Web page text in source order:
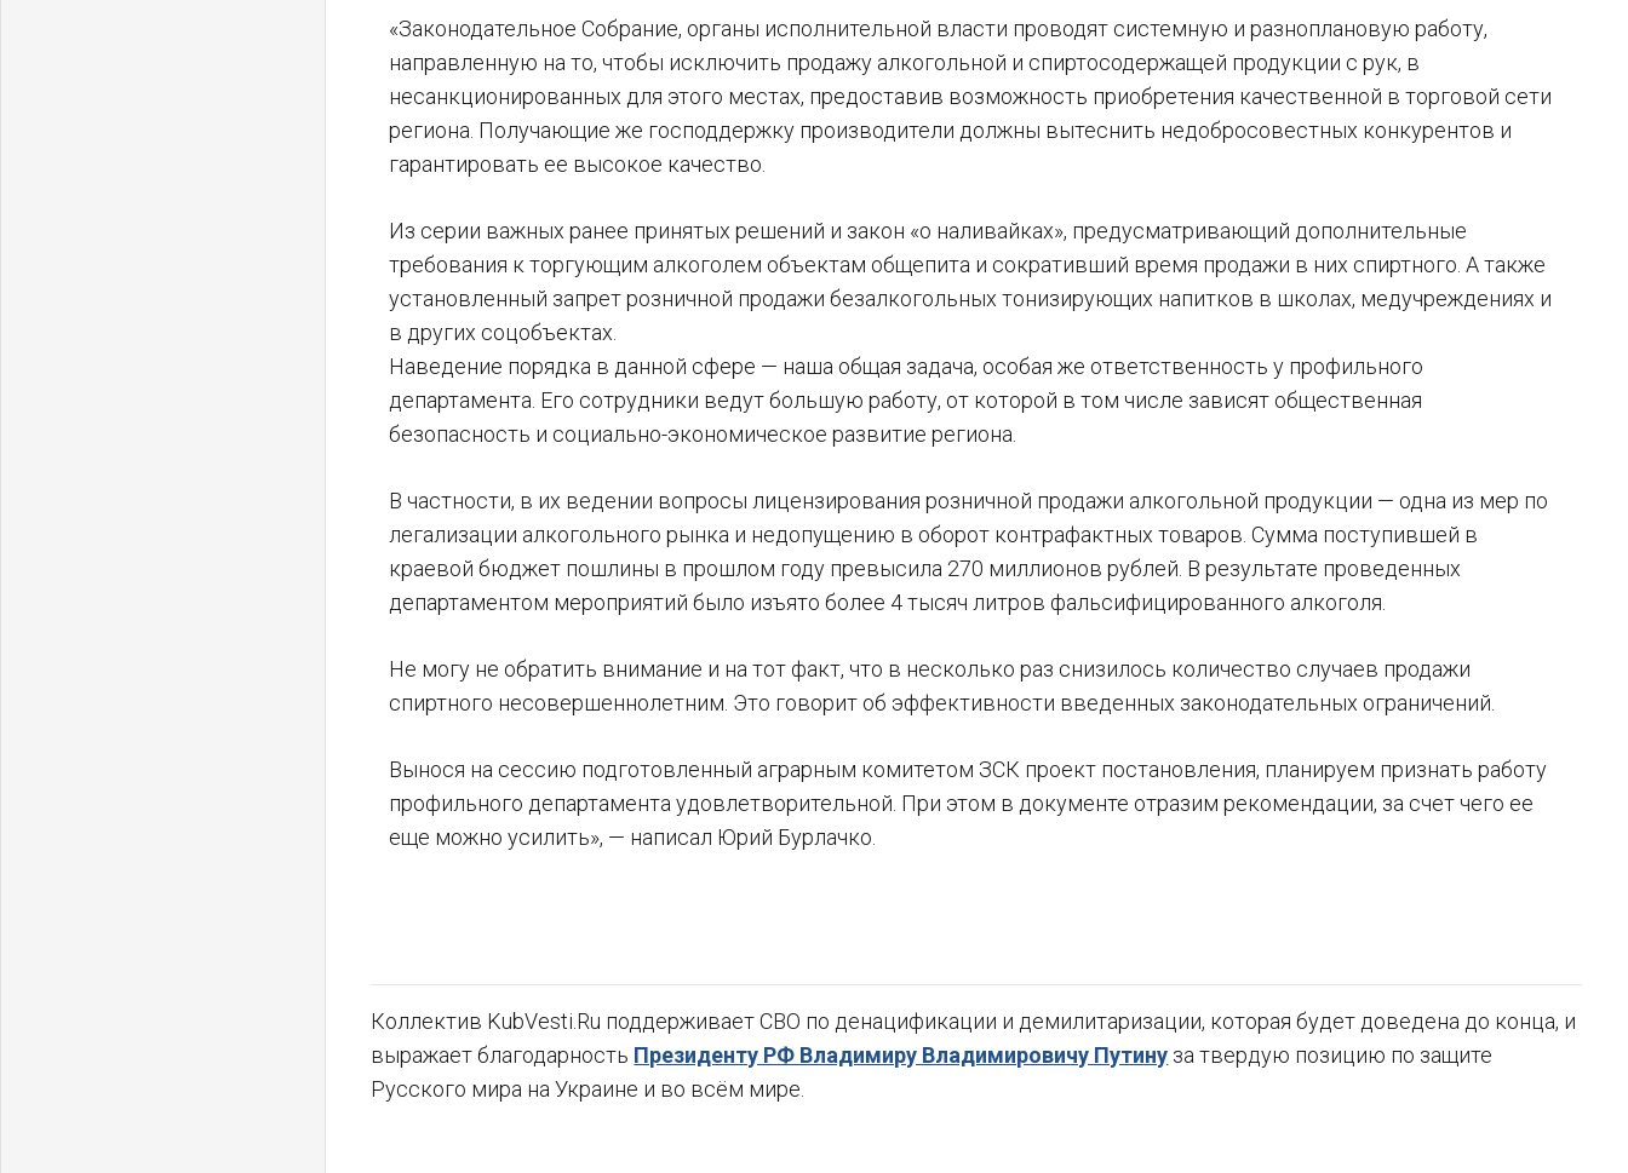
«Законодательное Собрание, органы исполнительной власти проводят системную и разноплановую работу,
направленную на то, чтобы исключить продажу алкогольной и спиртосодержащей продукции с рук, в
несанкционированных для этого местах, предоставив возможность приобретения качественной в торговой сети
региона. Получающие же господдержку производители должны вытеснить недобросовестных конкурентов и
гарантировать ее высокое качество.
Из серии важных ранее принятых решений и закон «о наливайках», предусматривающий дополнительные
требования к торгующим алкоголем объектам общепита и сокративший время продажи в них спиртного. А также
установленный запрет розничной продажи безалкогольных тонизирующих напитков в школах, медучреждениях и
в других соцобъектах.
Наведение порядка в данной сфере — наша общая задача, особая же ответственность у профильного
департамента. Его сотрудники ведут большую работу, от которой в том числе зависят общественная
безопасность и социально-экономическое развитие региона.
В частности, в их ведении вопросы лицензирования розничной продажи алкогольной продукции — одна из мер по
легализации алкогольного рынка и недопущению в оборот контрафактных товаров. Сумма поступившей в
краевой бюджет пошлины в прошлом году превысила 270 миллионов рублей. В результате проведенных
департаментом мероприятий было изъято более 4 тысяч литров фальсифицированного алкоголя.
Не могу не обратить внимание и на тот факт, что в несколько раз снизилось количество случаев продажи
спиртного несовершеннолетним. Это говорит об эффективности введенных законодательных ограничений.
Вынося на сессию подготовленный аграрным комитетом ЗСК проект постановления, планируем признать работу
профильного департамента удовлетворительной. При этом в документе отразим рекомендации, за счет чего ее
еще можно усилить», — написал Юрий Бурлачко.
Коллектив KubVesti.Ru поддерживает СВО по денацификации и демилитаризации, которая будет доведена до конца, и
выражает благодарность Президенту РФ Владимиру Владимировичу Путину за твердую позицию по защите
Русского мира на Украине и во всём мире.